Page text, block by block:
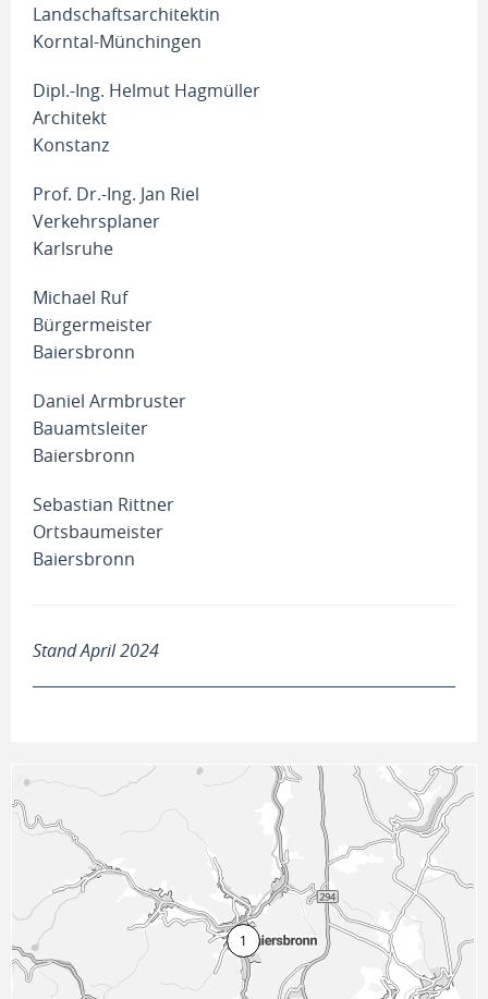
Landschaftsarchitektin
Korntal-Münchingen
Dipl.-Ing. Helmut Hagmüller
Architekt
Konstanz
Prof. Dr.-Ing. Jan Riel
Verkehrsplaner
Karlsruhe
Michael Ruf
Bürgermeister
Baiersbronn
Daniel Armbruster
Bauamtsleiter
Baiersbronn
Sebastian Rittner
Ortsbaumeister
Baiersbronn
Stand April 2024